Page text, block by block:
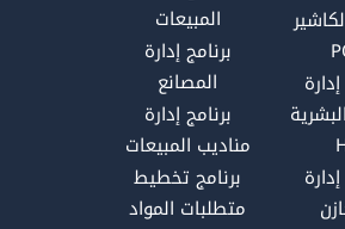
المبيعات
برنامج إدارة
المصانع
برنامج إدارة
مناديب المبيعات
برنامج تخطيط
متطلبات المواد
n
m
p